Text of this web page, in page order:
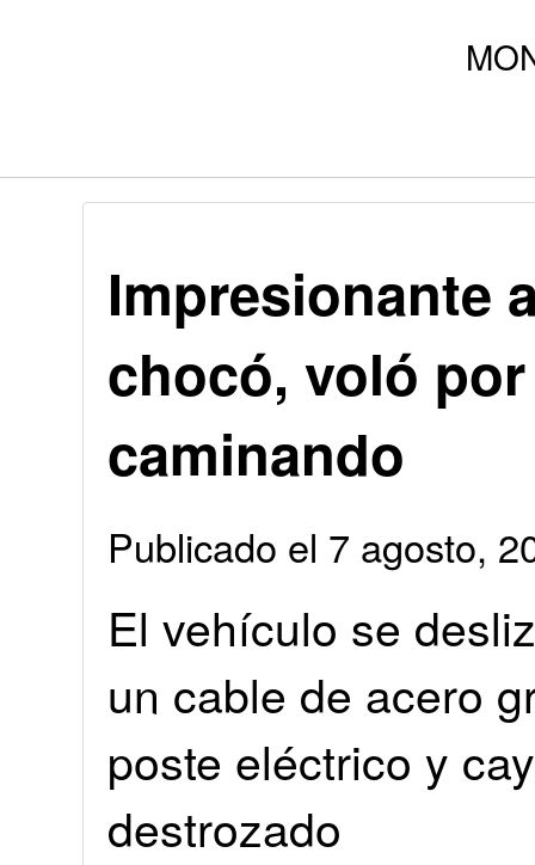
Impresionante
chocó, voló
caminando
Publicado el 7 agosto,
El vehículo se
un cable de acero
poste eléctrico y
destrozado